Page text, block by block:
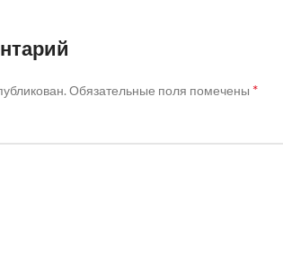
Обязательные поля помечены *